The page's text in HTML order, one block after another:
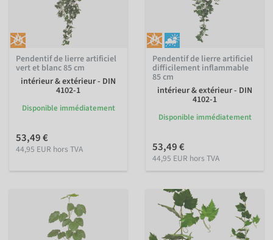
Pendentif de lierre artificiel
vert et blanc 85 cm
intérieur & extérieur - DIN
4102-1
Disponible immédiatement
53,49 €
44,95 EUR hors TVA
Pendentif de lierre artificiel
difficilement inflammable
85 cm
intérieur & extérieur - DIN
4102-1
Disponible immédiatement
53,49 €
44,95 EUR hors TVA